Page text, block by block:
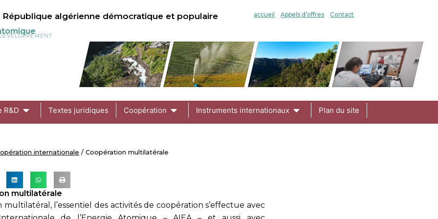
République algérienne démocratique et populaire accueil Appels d’offres Contact
R&D Textes juridiques Coopération Instruments internationaux Plan du site
internationale / Coopération multilatérale
multilatérale
multilatéral, l’essentiel des activités de coopération s’effectue avec